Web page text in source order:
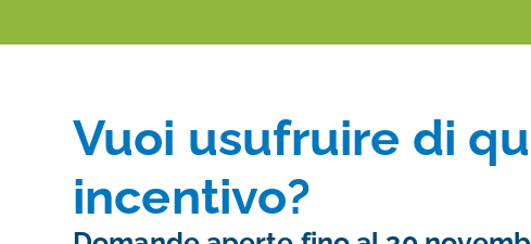
Vuoi usufruire di
incentivo?